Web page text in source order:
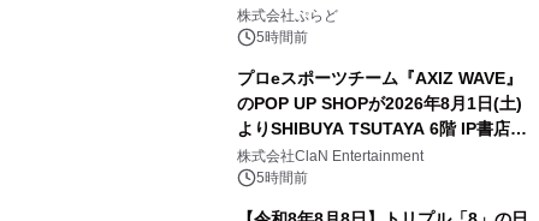
株式会社ぷらど
5時間前
プロeスポーツチーム『AXIZ WAVE』
のPOP UP SHOPが2026年8月1日(土)
よりSHIBUYA TSUTAYA 6階 IP書店で
開催決定！！
株式会社ClaN Entertainment
5時間前